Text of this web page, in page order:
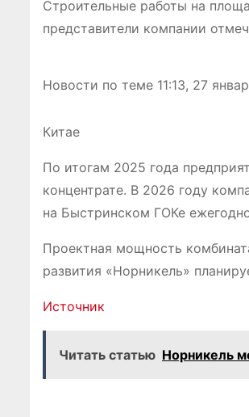
Строительные работы на
представители компании
Новости по теме 11:13, 27
Китае
По итогам 2025 года
концентрате. В 2026 году
на Быстринском ГОКе
Проектная мощность
развития «Норникель»
Источник
Читать статью Норникель